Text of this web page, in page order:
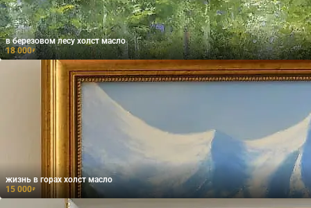
в березовом лесу холст масло
18 000₽
жизнь в горах холст масло
15 000₽